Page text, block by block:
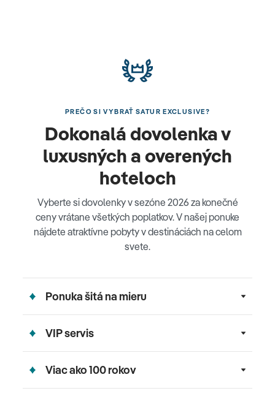
PREČO SI VYBRAŤ SATUR EXCLUSIVE?
Dokonalá dovolenka v
luxusných a overených
hoteloch
Vyberte si dovolenky v sezóne 2026 za konečné
ceny vrátane všetkých poplatkov. V našej ponuke
nájdete atraktívne pobyty v destináciách na celom
svete.
Ponuka šitá na mieru
VIP servis
Viac ako 100 rokov